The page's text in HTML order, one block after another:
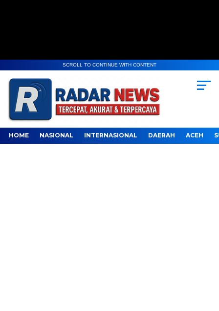
SCROLL TO CONTINUE WITH CONTENT
HOME NASIONAL INTERNASIONAL DAERAH ACEH